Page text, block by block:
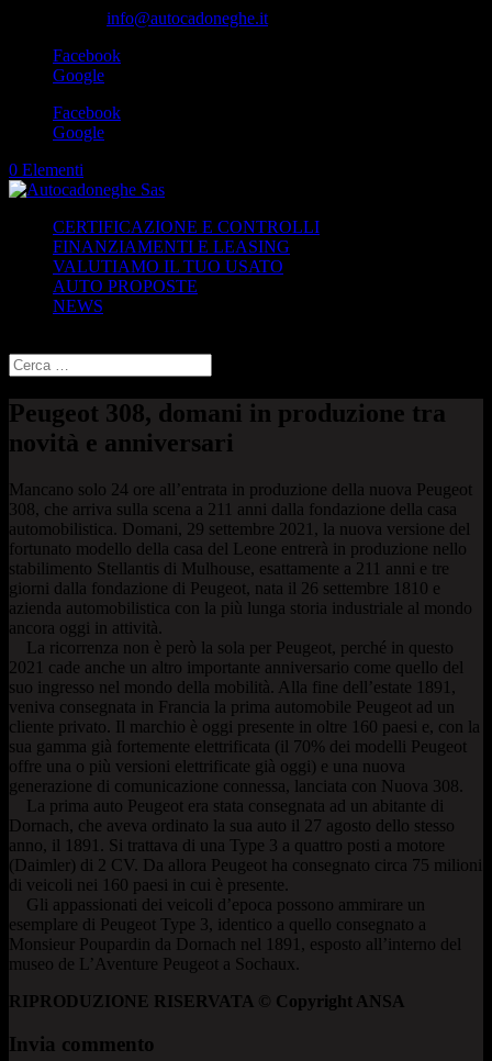
info@autocadoneghe.it
Facebook
Google
Facebook
Google
0 Elementi
CERTIFICAZIONE E CONTROLLI
FINANZIAMENTI E LEASING
VALUTIAMO IL TUO USATO
AUTO PROPOSTE
NEWS
Peugeot 308, domani in produzione tra
novità e anniversari
Mancano solo 24 ore all’entrata in produzione della nuova Peugeot
308, che arriva sulla scena a 211 anni dalla fondazione della casa
automobilistica. Domani, 29 settembre 2021, la nuova versione del
fortunato modello della casa del Leone entrerà in produzione nello
stabilimento Stellantis di Mulhouse, esattamente a 211 anni e tre
giorni dalla fondazione di Peugeot, nata il 26 settembre 1810 e
azienda automobilistica con la più lunga storia industriale al mondo
ancora oggi in attività.
La ricorrenza non è però la sola per Peugeot, perché in questo
2021 cade anche un altro importante anniversario come quello del
suo ingresso nel mondo della mobilità. Alla fine dell’estate 1891,
veniva consegnata in Francia la prima automobile Peugeot ad un
cliente privato. Il marchio è oggi presente in oltre 160 paesi e, con la
sua gamma già fortemente elettrificata (il 70% dei modelli Peugeot
offre una o più versioni elettrificate già oggi) e una nuova
generazione di comunicazione connessa, lanciata con Nuova 308.
La prima auto Peugeot era stata consegnata ad un abitante di
Dornach, che aveva ordinato la sua auto il 27 agosto dello stesso
anno, il 1891. Si trattava di una Type 3 a quattro posti a motore
(Daimler) di 2 CV. Da allora Peugeot ha consegnato circa 75 milioni
di veicoli nei 160 paesi in cui è presente.
Gli appassionati dei veicoli d’epoca possono ammirare un
esemplare di Peugeot Type 3, identico a quello consegnato a
Monsieur Poupardin da Dornach nel 1891, esposto all’interno del
museo de L’Aventure Peugeot a Sochaux.
RIPRODUZIONE RISERVATA © Copyright ANSA
Invia commento